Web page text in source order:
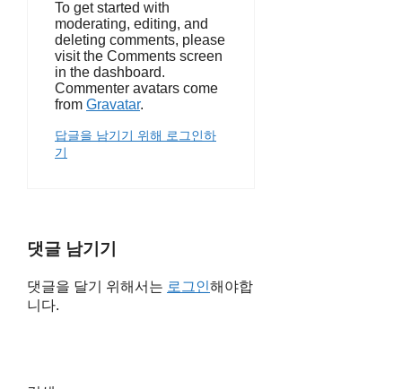
To get started with
moderating, editing, and
deleting comments, please
visit the Comments screen
in the dashboard.
Commenter avatars come
from Gravatar.
답글을 남기기 위해 로그인하
기
댓글 남기기
댓글을 달기 위해서는 로그인해야합
니다.